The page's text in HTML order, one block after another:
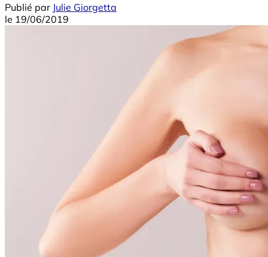
Publié par Julie Giorgetta
le 19/06/2019